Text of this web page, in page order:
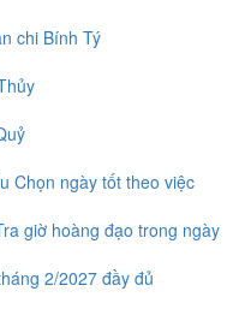
chi Bính Tý
Chọn ngày tốt theo việc
giờ hoàng đạo trong ngày
2/2027 đầy đủ